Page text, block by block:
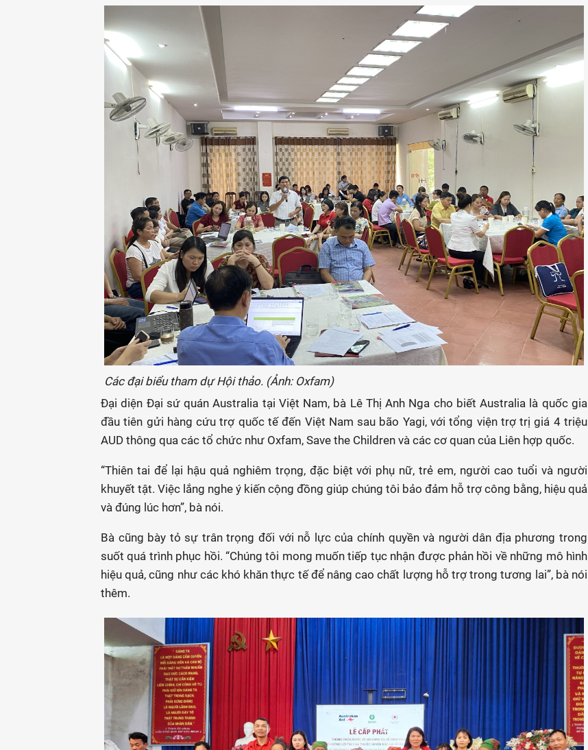
Các đại biểu tham dự Hội thảo. (Ảnh: Oxfam)
Đại diện Đại sứ quán Australia tại Việt Nam, bà Lê Thị Anh Nga cho biết Australia là quốc gia
đầu tiên gửi hàng cứu trợ quốc tế đến Việt Nam sau bão Yagi, với tổng viện trợ trị giá 4 triệu
AUD thông qua các tổ chức như Oxfam, Save the Children và các cơ quan của Liên hợp quốc.
“Thiên tai để lại hậu quả nghiêm trọng, đặc biệt với phụ nữ, trẻ em, người cao tuổi và người
khuyết tật. Việc lắng nghe ý kiến cộng đồng giúp chúng tôi bảo đảm hỗ trợ công bằng, hiệu quả
và đúng lúc hơn”, bà nói.
Bà cũng bày tỏ sự trân trọng đối với nỗ lực của chính quyền và người dân địa phương trong
suốt quá trình phục hồi. “Chúng tôi mong muốn tiếp tục nhận được phản hồi về những mô hình
hiệu quả, cũng như các khó khăn thực tế để nâng cao chất lượng hỗ trợ trong tương lai”, bà nói
thêm.